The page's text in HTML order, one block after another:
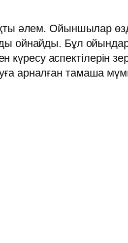
әлем. Ойыншылар
ойнайды. Бұл
аспектілерін
арналған тамаша